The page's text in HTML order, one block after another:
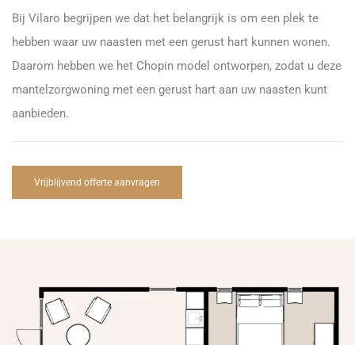
Bij Vilaro begrijpen we dat het belangrijk is om een plek te
hebben waar uw naasten met een gerust hart kunnen wonen.
Daarom hebben we het Chopin model ontworpen, zodat u deze
mantelzorgwoning met een gerust hart aan uw naasten kunt
aanbieden.
Vrijblijvend offerte aanvragen